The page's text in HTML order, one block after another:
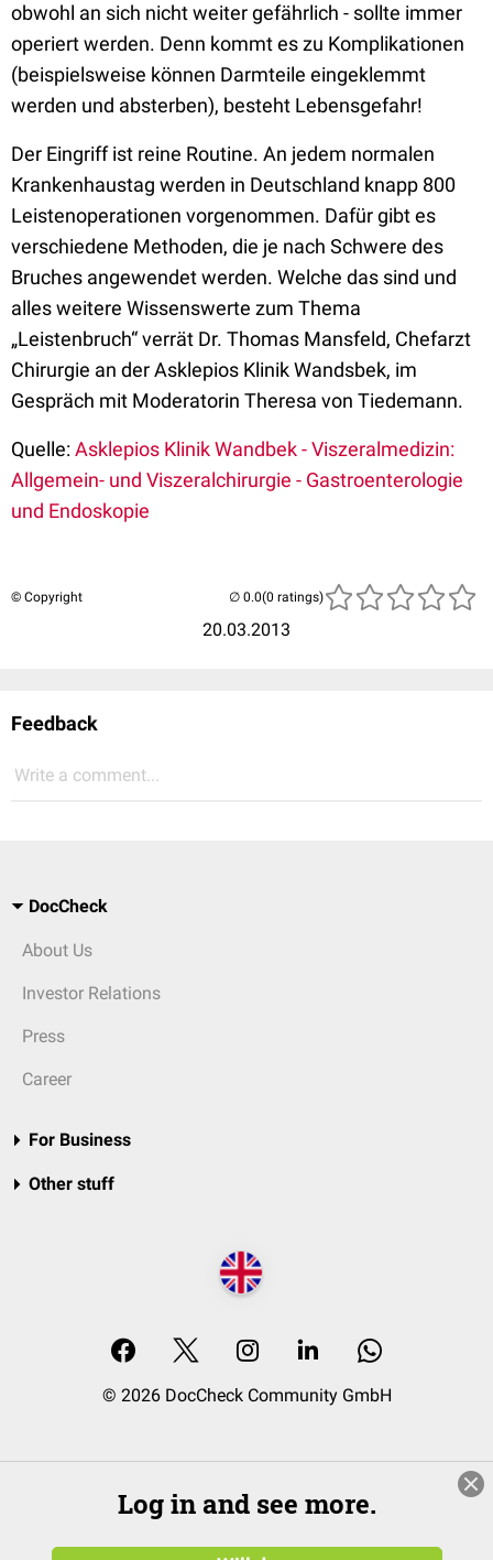
obwohl an sich nicht weiter gefährlich - sollte immer
operiert werden. Denn kommt es zu Komplikationen
(beispielsweise können Darmteile eingeklemmt
werden und absterben), besteht Lebensgefahr!
Der Eingriff ist reine Routine. An jedem normalen
Krankenhaustag werden in Deutschland knapp 800
Leistenoperationen vorgenommen. Dafür gibt es
verschiedene Methoden, die je nach Schwere des
Bruches angewendet werden. Welche das sind und
alles weitere Wissenswerte zum Thema
„Leistenbruch“ verrät Dr. Thomas Mansfeld, Chefarzt
Chirurgie an der Asklepios Klinik Wandsbek, im
Gespräch mit Moderatorin Theresa von Tiedemann.
Quelle:Asklepios Klinik Wandbek - Viszeralmedizin:
Allgemein- und Viszeralchirurgie - Gastroenterologie
und Endoskopie
© Copyright
20.03.2013
(0 ratings)
Feedback
Write a comment...
DocCheck
About Us
Investor Relations
Press
Career
For Business
Other stuff
© 2026 DocCheck Community GmbH
Log in and see more.